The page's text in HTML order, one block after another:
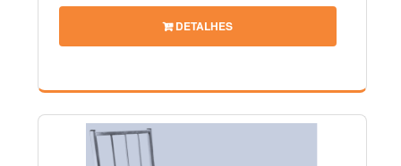
DETALHES